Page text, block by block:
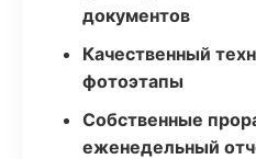
документов
Качественный
фотоэтапы
Собственные
еженедельный